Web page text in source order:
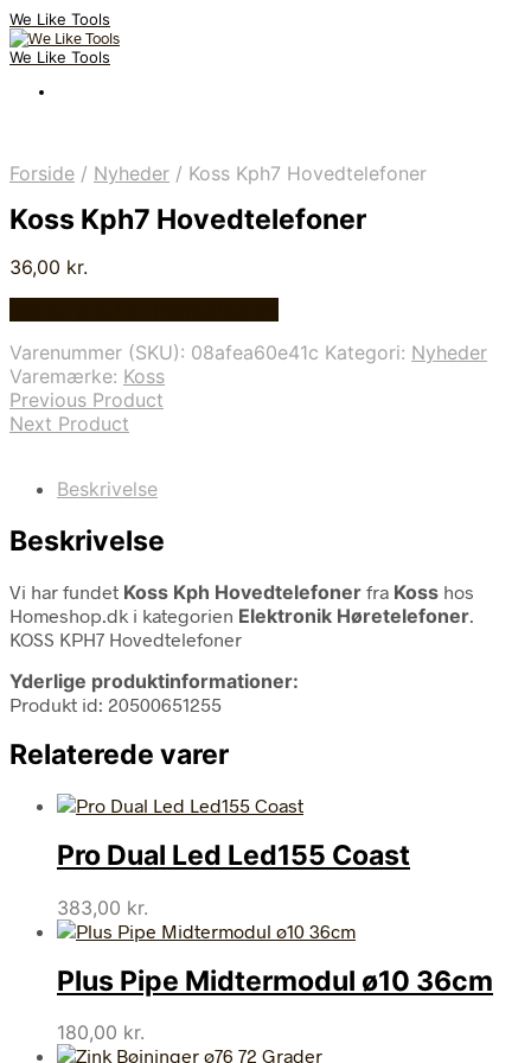
We Like Tools
We Like Tools
Forside / Nyheder / Koss Kph7 Hovedtelefoner
Koss Kph7 Hovedtelefoner
36,00 kr.
Varenummer (SKU): 08afea60e41c Kategori: Nyheder
Varemærke: Koss
Previous Product
Next Product
Beskrivelse
Beskrivelse
Vi har fundet Koss Kph Hovedtelefoner fra Koss hos
Homeshop.dk i kategorien Elektronik Høretelefoner.
KOSS KPH7 Hovedtelefoner
Yderlige produktinformationer:
Produkt id: 20500651255
Relaterede varer
Pro Dual Led Led155 Coast
383,00 kr.
Plus Pipe Midtermodul ø10 36cm
180,00 kr.